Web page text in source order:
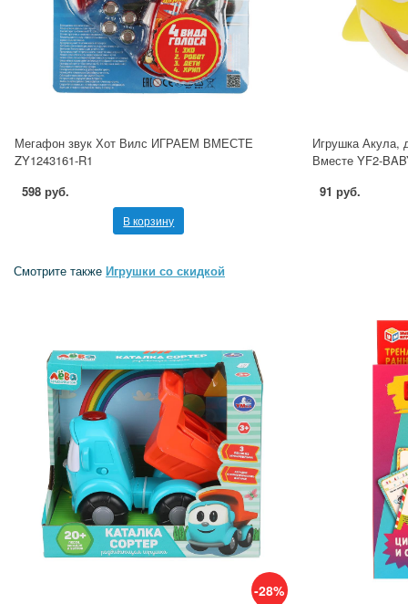
Мегафон звук Хот Вилс ИГРАЕМ ВМЕСТЕ
ZY1243161-R1
598 руб.
В корзину
Игрушка Акула,
Вместе YF2-
91 руб.
Смотрите также Игрушки со скидкой
-28%